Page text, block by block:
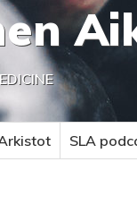
SLA